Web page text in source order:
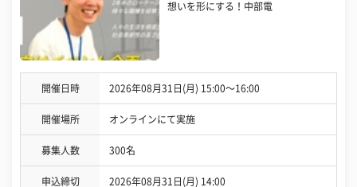
想いを形にする！中部電
開催日時 2026年08月31日(月) 15:00〜16:00
開催場所 オンラインにて実施
募集人数 300名
申込締切 2026年08月31日(月) 14:00